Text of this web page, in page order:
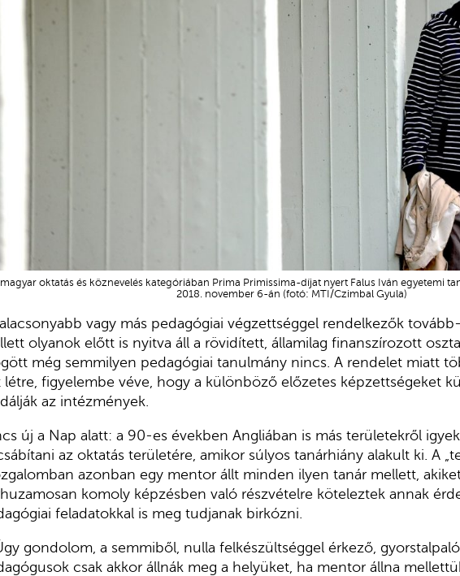
oktatás és köznevelés kategóriában Prima Primissima-díjat nyert Falus Iván egyetemi
2018. november 6-án (fotó: MTI/Czimbal Gyula)
vagy más pedagógiai végzettséggel rendelkezők
olyanok előtt is nyitva áll a rövidített, államilag finanszírozott
még semmilyen pedagógiai tanulmány nincs. A rendelet miatt
létre, figyelembe véve, hogy a különböző előzetes képzettségeket
az intézmények.
új a Nap alatt: a 90-es években Angliában is más területekről
az oktatás területére, amikor súlyos tanárhiány alakult ki. A
azonban egy mentor állt minden ilyen tanár mellett,
komoly képzésben való részvételre köteleztek annak
feladatokkal is meg tudjanak birkózni.
gondolom, a semmiből, nulla felkészültséggel érkező,
csak akkor állnák meg a helyüket, ha mentor állna